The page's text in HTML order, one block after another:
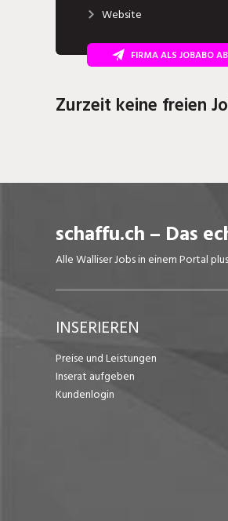
Website
FIRMA ALS JOBABO
Zurzeit keine freien
schaffu.ch – Das
Alle Walliser Jobs in einem Portal
INSERIEREN
Preise und Leistungen
Inserat aufgeben
Kundenlogin